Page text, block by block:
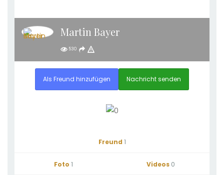
Martin Bayer
530
Als Freund hinzufügen Nachricht senden
Freund 1
Foto 1 Videos 0